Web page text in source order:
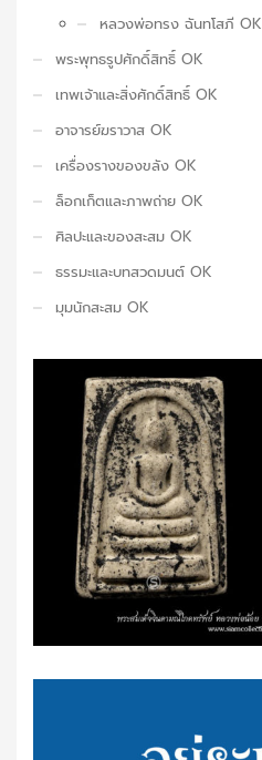
หลวงพ่อทรง ฉันทโสภี OK
พระพุทธรูปศักดิ์สิทธิ์ OK
เทพเจ้าและสิ่งศักดิ์สิทธิ์ OK
อาจารย์ฆราวาส OK
เครื่องรางของขลัง OK
ล็อกเก็ตและภาพถ่าย OK
ศิลปะและของสะสม OK
ธรรมะและบทสวดมนต์ OK
มุมนักสะสม OK